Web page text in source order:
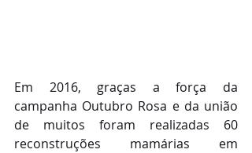
Em 2016, graças a força da
campanha Outubro Rosa e da união
de muitos foram realizadas 60
reconstruções mamárias em